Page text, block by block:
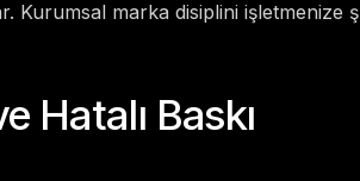
Kurumsal marka disiplini işletmenize
Hatalı Baskı